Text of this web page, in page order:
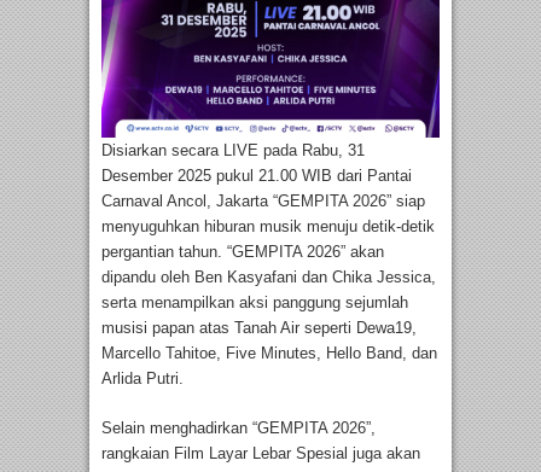
Disiarkan secara LIVE pada Rabu, 31
Desember 2025 pukul 21.00 WIB dari Pantai
Carnaval Ancol, Jakarta “GEMPITA 2026” siap
menyuguhkan hiburan musik menuju detik-detik
pergantian tahun. “GEMPITA 2026” akan
dipandu oleh Ben Kasyafani dan Chika Jessica,
serta menampilkan aksi panggung sejumlah
musisi papan atas Tanah Air seperti Dewa19,
Marcello Tahitoe, Five Minutes, Hello Band, dan
Arlida Putri.
Selain menghadirkan “GEMPITA 2026”,
rangkaian Film Layar Lebar Spesial juga akan